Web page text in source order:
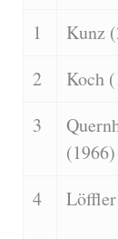
1 Kunz
2
Koch
3
(1966)
4